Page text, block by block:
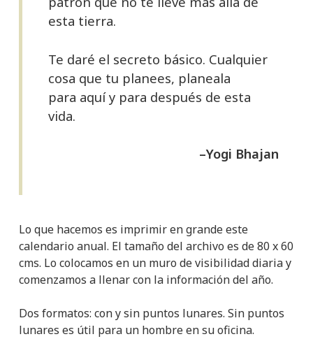
esta tierra.
Te daré el secreto básico. Cualquier
cosa que tu planees, planeala
para aquí y para después de esta
vida.
–Yogi Bhajan
Lo que hacemos es imprimir en grande este
calendario anual. El tamaño del archivo es de 80 x 60
cms. Lo colocamos en un muro de visibilidad diaria y
comenzamos a llenar con la información del año.
Dos formatos: con y sin puntos lunares. Sin puntos
lunares es útil para un hombre en su oficina.